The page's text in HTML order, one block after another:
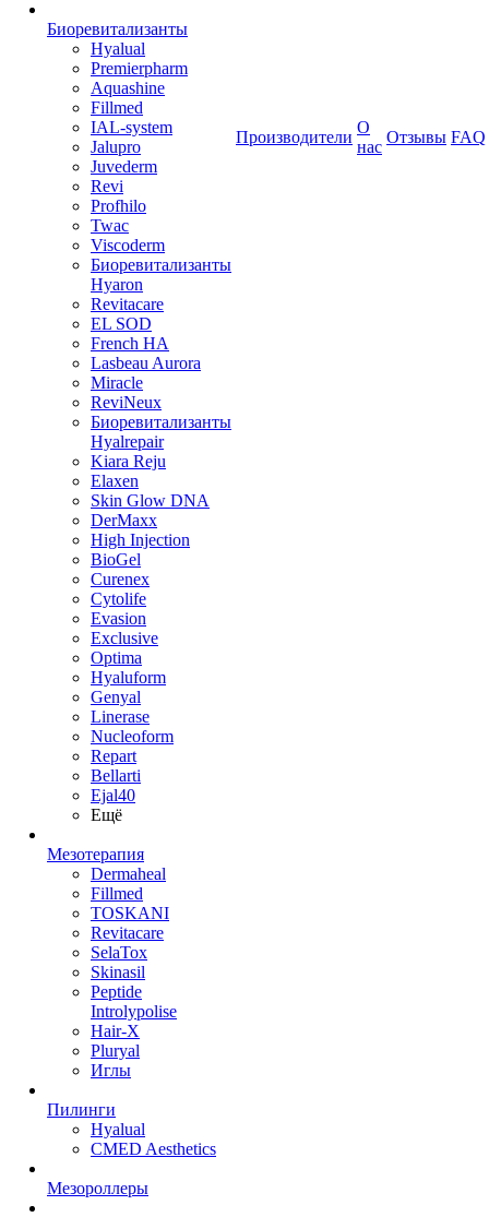
Биоревитализанты
Hyalual
Premierpharm
Aquashine
Fillmed
IAL-system
Jalupro
Juvederm
Revi
Profhilo
Twac
Viscoderm
Биоревитализанты
Hyaron
Revitacare
EL SOD
French HA
Lasbeau Aurora
Miracle
ReviNeux
Биоревитализанты
Hyalrepair
Kiara Reju
Elaxen
Skin Glow DNA
DerMaxx
High Injection
BioGel
Curenex
Cytolife
Evasion
Exclusive
Optima
Hyaluform
Genyal
Linerase
Nucleoform
Repart
Bellarti
Ejal40
Ещё
Мезотерапия
Dermaheal
Fillmed
TOSKANI
Revitacare
SelaTox
Skinasil
Peptide
Introlypolise
Hair-X
Pluryal
Иглы
Пилинги
Hyalual
CMED Aesthetics
Мезороллеры
Производители
О
нас
Отзывы FAQ